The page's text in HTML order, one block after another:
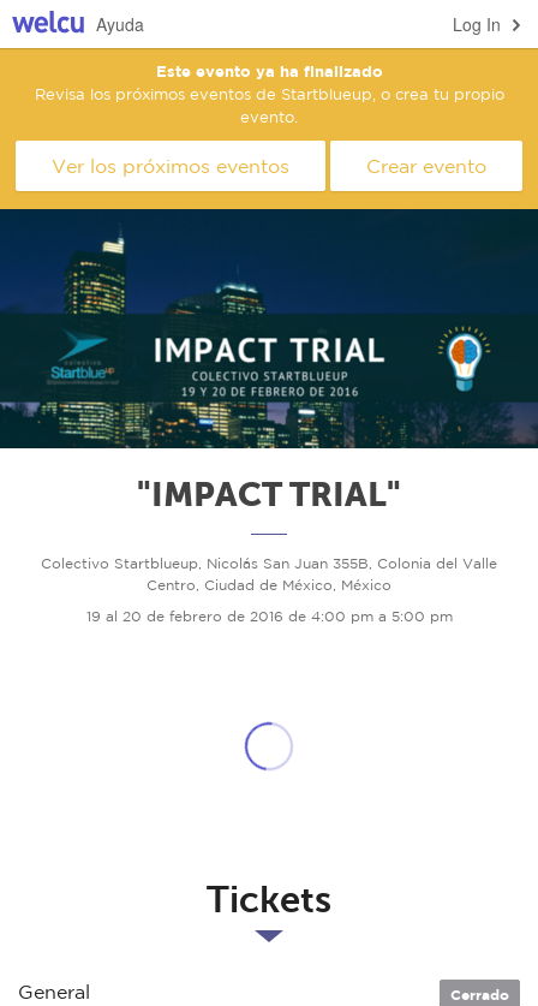
Log In
Ayuda
Este evento ya ha finalizado
Revisa los próximos eventos de Startblueup, o crea tu propio
evento.
Ver los próximos eventos Crear evento
"IMPACT TRIAL"
Colectivo Startblueup, Nicolás San Juan 355B, Colonia del Valle
Centro, Ciudad de México, México
19 al 20 de febrero de 2016 de 4:00 pm a 5:00 pm
Tickets
General
Cerrado